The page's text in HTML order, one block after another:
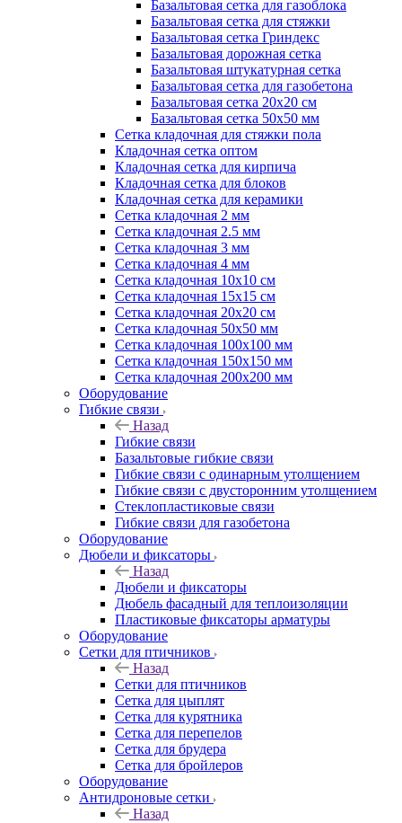
Базальтовая сетка для газоблока
Базальтовая сетка для стяжки
Базальтовая сетка Гриндекс
Базальтовая дорожная сетка
Базальтовая штукатурная сетка
Базальтовая сетка для газобетона
Базальтовая сетка 20x20 см
Базальтовая сетка 50x50 мм
Сетка кладочная для стяжки пола
Кладочная сетка оптом
Кладочная сетка для кирпича
Кладочная сетка для блоков
Кладочная сетка для керамики
Сетка кладочная 2 мм
Сетка кладочная 2.5 мм
Сетка кладочная 3 мм
Сетка кладочная 4 мм
Сетка кладочная 10x10 см
Сетка кладочная 15x15 см
Сетка кладочная 20x20 см
Сетка кладочная 50x50 мм
Сетка кладочная 100x100 мм
Сетка кладочная 150x150 мм
Сетка кладочная 200x200 мм
Оборудование
Гибкие связи
Назад
Гибкие связи
Базальтовые гибкие связи
Гибкие связи с одинарным утолщением
Гибкие связи с двусторонним утолщением
Стеклопластиковые связи
Гибкие связи для газобетона
Оборудование
Дюбели и фиксаторы
Назад
Дюбели и фиксаторы
Дюбель фасадный для теплоизоляции
Пластиковые фиксаторы арматуры
Оборудование
Сетки для птичников
Назад
Сетки для птичников
Сетка для цыплят
Сетка для курятника
Сетка для перепелов
Сетка для брудера
Сетка для бройлеров
Оборудование
Антидроновые сетки
Назад